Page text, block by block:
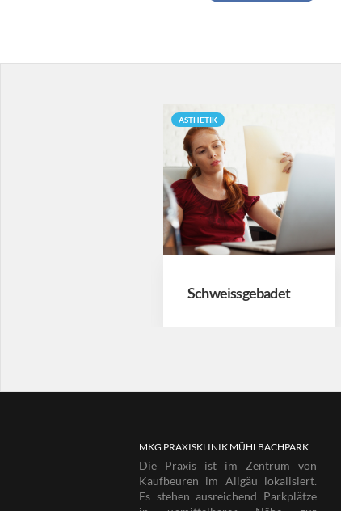
ÄSTHETIK
Schweissgebadet
MKG PRAXISKLINIK MÜHLBACHPARK
Die Praxis ist im Zentrum von
Kaufbeuren im Allgäu lokalisiert.
Es stehen ausreichend Parkplätze